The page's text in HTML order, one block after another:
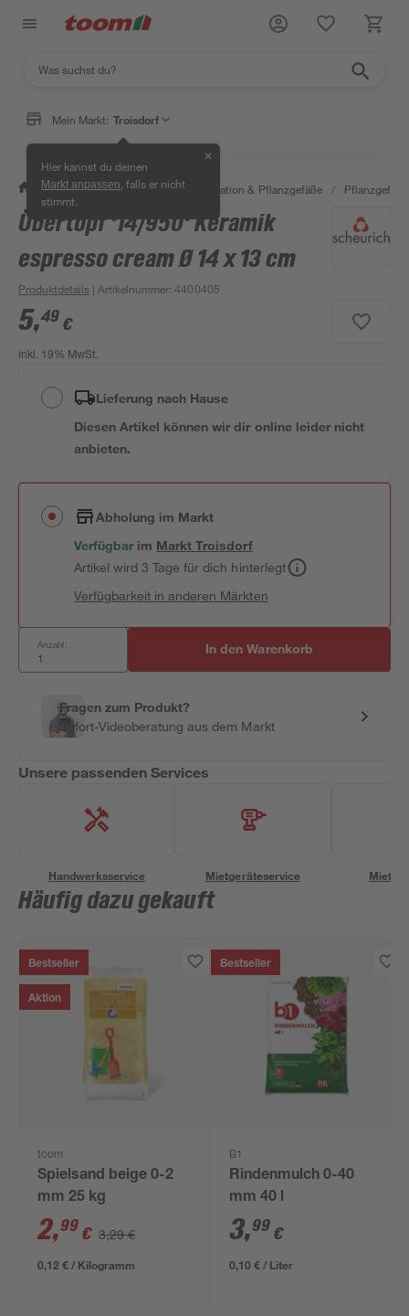
Mein Markt: Troisdorf
Hier kannst du deinen
Markt anpassen , falls er nicht
stimmt.
✕
/ Garten & Freizeit / Gartendekoration & Pflanzgefäße /
Übertopf '14/950' Keramik
espresso cream Ø 14 x 13 cm
Produktdetails | Artikelnummer:4400405
5,49 €
inkl. 19% MwSt.
Lieferung nach Hause
Diesen Artikel können wir dir online leider nicht
anbieten.
Abholung im Markt
Verfügbar im MarktTroisdorf
Artikel wird 3 Tage für dich hinterlegt
Verfügbarkeit in anderen Märkten
Anzahl: In den Warenkorb
Fragen zum Produkt?
Sofort-Videoberatung aus dem Markt
Unsere passenden Services
Handwerksservice Mietgeräteservice
Häufig dazu gekauft
Bestseller
Aktion
toom
Spielsand beige 0-2
mm 25 kg
2,99 € 3,29 €
0,12 € / Kilogramm
Bestseller
B1
Rindenmulch 0-40
mm 40 l
3,99 €
0,10 € / Liter